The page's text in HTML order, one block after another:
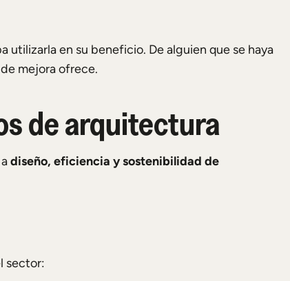
utilizarla en su beneficio. De alguien que se haya
mejora ofrece.
de arquitectura
diseño, eficiencia y sostenibilidad de
sector: